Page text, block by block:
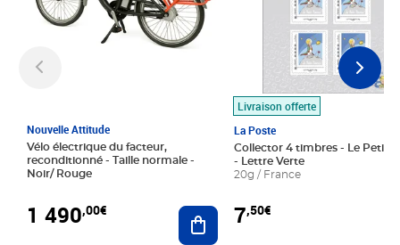
Nouvelle Attitude
Vélo électrique du facteur,
reconditionné - Taille normale -
Noir/ Rouge
1 490,00€ Ajouter au panier
Livraison offerte
La Poste
Collector 4 timbres - Le Petit
- Lettre Verte
20g / France
7,50€